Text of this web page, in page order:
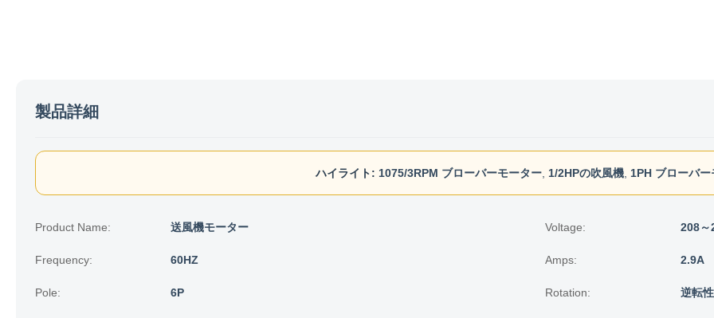
製品詳細
ハイライト: 1075/3RPM ブローバーモーター 1/2HPの吹風機 1PH ブローバー
Product Name: 送風機モーター Voltage: 208～
Frequency: 60HZ Amps: 2.9A
Pole: 6P Rotation: 逆転性